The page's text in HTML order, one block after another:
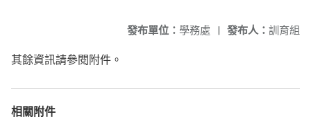
發布人： 訓育組
發布單位： 學務處 |
其餘資訊請參閱附件。
相關附件